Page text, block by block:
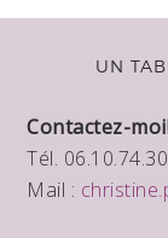
UN
Contactez-
Tél.
Mail :